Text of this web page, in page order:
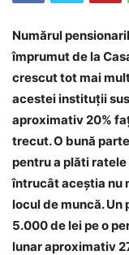
Numărul
împrumut de la
crescut tot mai
acestei instituţii
aproximativ 20%
trecut. O bună
pentru a plăti ratele
întrucât aceştia nu
locul de muncă.
5.000 de lei pe o
lunar aproximativ